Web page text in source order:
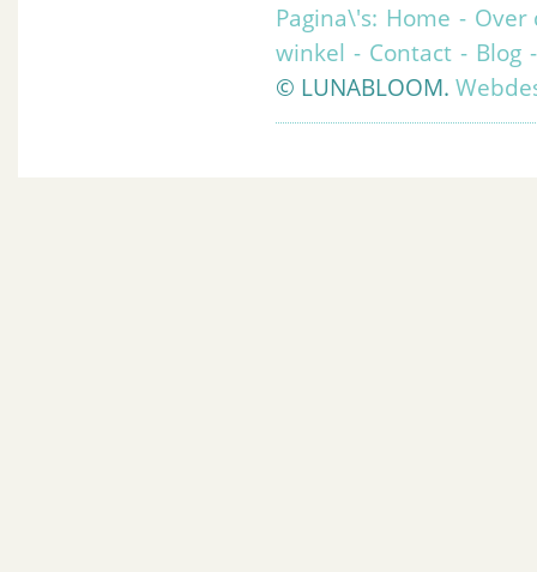
Pagina\'s: Home - Over
winkel - Contact - Blog
© LUNABLOOM.